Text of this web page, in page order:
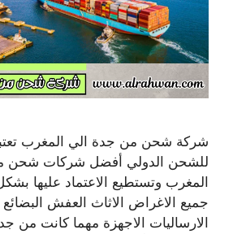
شركة شحن من جدة الي المغرب
للشحن الدولي أفضل شركات شحن
المغرب وتستطيع الاعتماد عليها
جميع الاغراض الاثاث العفش
الارساليات الاجهزة مهما كانت من